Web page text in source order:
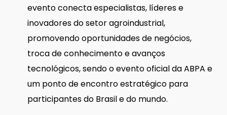
evento conecta especialistas, líderes e
inovadores do setor agroindustrial,
promovendo oportunidades de negócios,
troca de conhecimento e avanços
tecnológicos, sendo o evento oficial da ABPA e
um ponto de encontro estratégico para
participantes do Brasil e do mundo.